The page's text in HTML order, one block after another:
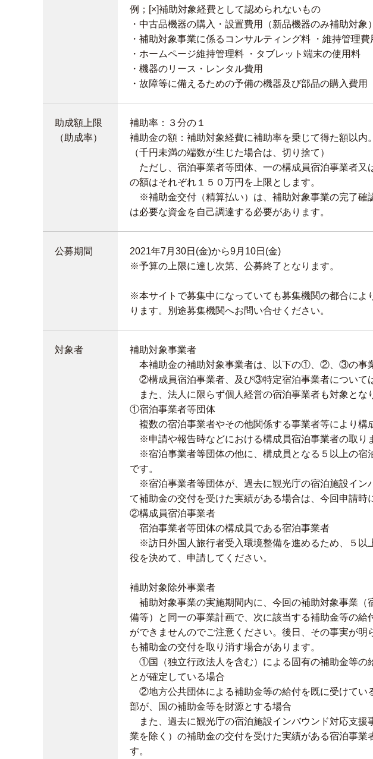
例；[×]補助対象経費として認められないもの
・中古品機器の購入・設置費用（新品機器のみ補助対象）
・補助対象事業に係るコンサルティング料 ・維持管理費
・ホームページ維持管理料 ・タブレット端末の使用料
・機器のリース・レンタル費用
・故障等に備えるための予備の機器及び部品の購入費用
助成額上限
（助成率）
補助率：３分の１
補助金の額：補助対象経費に補助率を乗じて得た額以内。
（千円未満の端数が生じた場合は、切り捨て）
ただし、宿泊事業者等団体、一の構成員宿泊事業者又
の額はそれぞれ１５０万円を上限とします。
※補助金交付（精算払い）は、補助対象事業の完了確
は必要な資金を自己調達する必要があります。
公募期間
2021年7月30日(金)から9月10日(金)
※予算の上限に達し次第、公募終了となります。
※本サイトで募集中になっていても募集機関の都合によ
ります。別途募集機関へお問い合せください。
対象者
補助対象事業者
本補助金の補助対象事業者は、以下の①、②、③の事業
②構成員宿泊事業者、及び③特定宿泊事業者について
また、法人に限らず個人経営の宿泊事業者も対象とな
①宿泊事業者等団体
複数の宿泊事業者やその他関係する事業者等により構
※申請や報告時などにおける構成員宿泊事業者の取り
※宿泊事業者等団体の他に、構成員となる５以上の宿
です。
※宿泊事業者等団体が、過去に観光庁の宿泊施設イン
て補助金の交付を受けた実績がある場合は、今回申請時
②構成員宿泊事業者
宿泊事業者等団体の構成員である宿泊事業者
※訪日外国人旅行者受入環境整備を進めるため、５以
役を決めて、申請してください。
補助対象除外事業者
補助対象事業の実施期間内に、今回の補助対象事業（
備等）と同一の事業計画で、次に該当する補助金等の
ができませんのでご注意ください。後日、その事実が明
も補助金の交付を取り消す場合があります。
①国（独立行政法人を含む）による固有の補助金等の
とが確定している場合
②地方公共団体による補助金等の給付を既に受けてい
部が、国の補助金等を財源とする場合
また、過去に観光庁の宿泊施設インバウンド対応支援
業を除く）の補助金の交付を受けた実績がある宿泊事
す。